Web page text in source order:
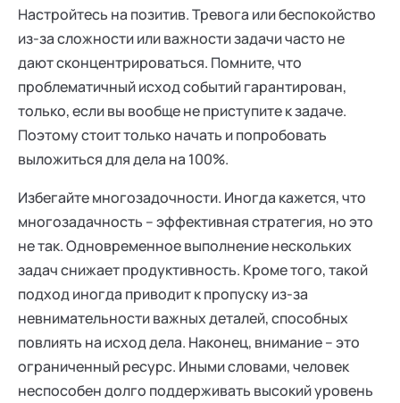
Настройтесь на позитив. Тревога или беспокойство
из-за сложности или важности задачи часто не
дают сконцентрироваться. Помните, что
проблематичный исход событий гарантирован,
только, если вы вообще не приступите к задаче.
Поэтому стоит только начать и попробовать
выложиться для дела на 100%.
Избегайте многозадочности. Иногда кажется, что
многозадачность – эффективная стратегия, но это
не так. Одновременное выполнение нескольких
задач снижает продуктивность. Кроме того, такой
подход иногда приводит к пропуску из-за
невнимательности важных деталей, способных
повлиять на исход дела. Наконец, внимание – это
ограниченный ресурс. Иными словами, человек
неспособен долго поддерживать высокий уровень